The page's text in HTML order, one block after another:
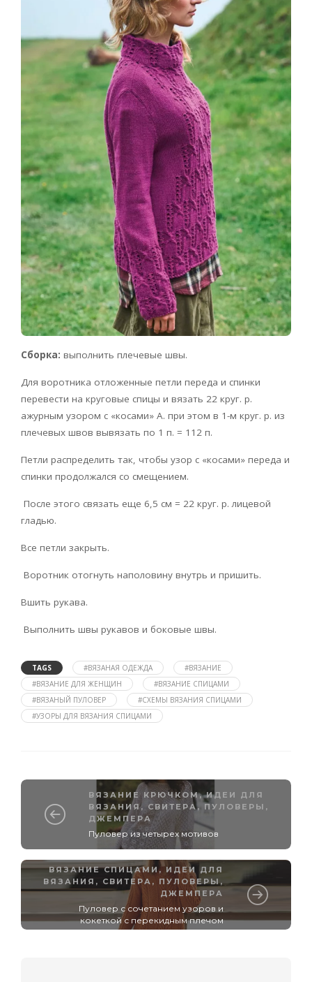
Сборка: выполнить плечевые швы.
Для воротника отложенные петли переда и спинки
перевести на круговые спицы и вязать 22 круг. р.
ажурным узором с «косами» А. при этом в 1-м круг. р. из
плечевых швов вывязать по 1 п. = 112 п.
Петли распределить так, чтобы узор с «косами» переда и
спинки продолжался со смещением.
После этого связать еще 6,5 см = 22 круг. р. лицевой
гладью.
Все петли закрыть.
Воротник отогнуть наполовину внутрь и пришить.
Вшить рукава.
Выполнить швы рукавов и боковые швы.
TAGS #ВЯЗАНАЯ ОДЕЖДА
#ВЯЗАНИЕ
#ВЯЗАНИЕ ДЛЯ ЖЕНЩИН
#ВЯЗАНИЕ СПИЦАМИ
#ВЯЗАНЫЙ ПУЛОВЕР
#СХЕМЫ ВЯЗАНИЯ СПИЦАМИ
#УЗОРЫ ДЛЯ ВЯЗАНИЯ СПИЦАМИ
ВЯЗАНИЕ КРЮЧКОМ,ИДЕИ ДЛЯ
ВЯЗАНИЯ,СВИТЕРА, ПУЛОВЕРЫ,
ДЖЕМПЕРА
Пуловер из четырех мотивов
ВЯЗАНИЕ СПИЦАМИ,ИДЕИ ДЛЯ
ВЯЗАНИЯ , СВИТЕРА, ПУЛОВЕРЫ,
ДЖЕМПЕРА
Пуловер с сочетанием узоров и
кокеткой с перекидным плечом